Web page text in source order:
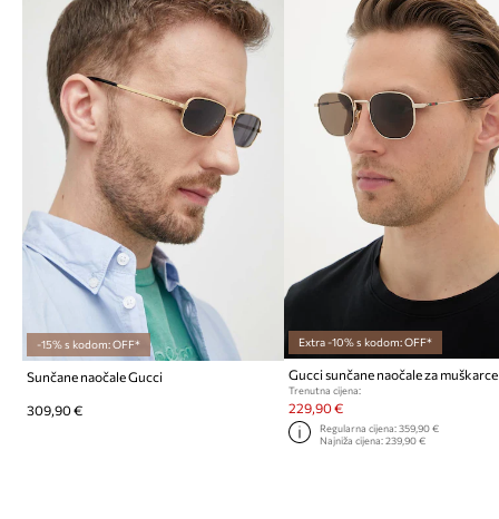
-15% s kodom: OFF*
Sunčane naočale Gucci
309,90 €
Extra -10% s kodom: OFF*
Gucci sunčane naočale za muškarce
Trenutna cijena:
229,90 €
Regularna cijena: 359,90 €
Najniža cijena: 239,90 €